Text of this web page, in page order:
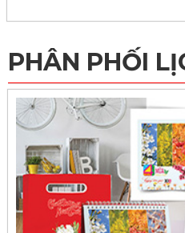
PHÂN PHỐI